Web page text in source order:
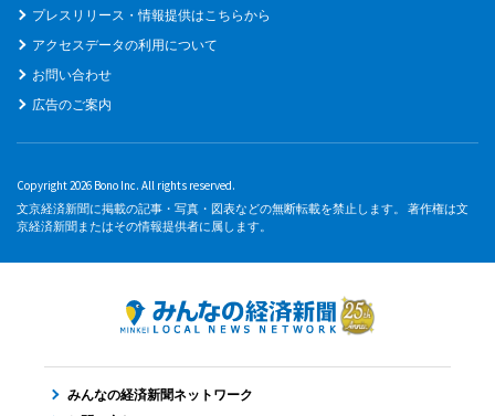
プレスリリース・情報提供はこちらから
アクセスデータの利用について
お問い合わせ
広告のご案内
Copyright 2026 Bono Inc. All rights reserved.
文京経済新聞に掲載の記事・写真・図表などの無断転載を禁止します。 著作権は文
京経済新聞またはその情報提供者に属します。
みんなの経済新聞ネットワーク